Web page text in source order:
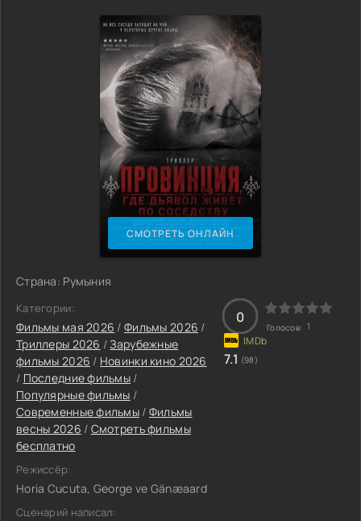
СМОТРЕТЬ ОНЛАЙН
Страна: Румыния
Категории:
Фильмы мая 2026 /Фильмы 2026 /
Триллеры 2026 /Зарубежные
фильмы 2026 / Новинки кино 2026
/ Последние фильмы /
Популярные фильмы /
Современные фильмы / Фильмы
весны 2026 / Смотреть фильмы
бесплатно
Режиссёр:
Horia Cucuta, George ve Gänæaard
Сценарий написал:
0
Голосов: 1
7.1 (98)